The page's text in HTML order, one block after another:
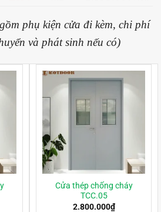
phụ kiện cửa đi kèm, chi phí
và phát sinh nếu có)
Cửa thép chống cháy
TCC.05
2.800.000₫